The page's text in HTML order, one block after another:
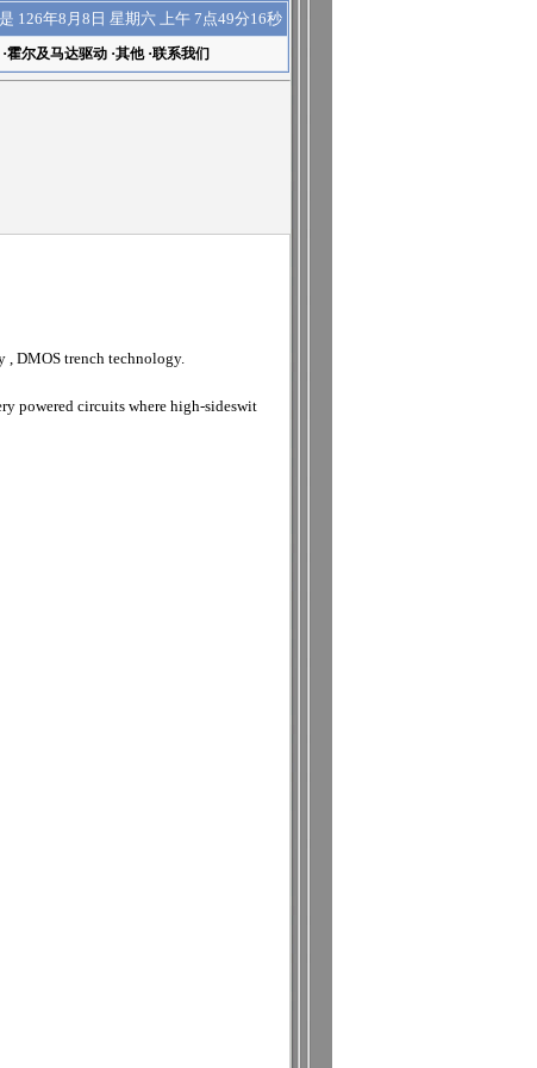
126年8月8日 星期六 上午 7点49分16秒
霍尔及马达驱动·其他·联系我们
, DMOS trench technology.
powered circuits where high-sideswit